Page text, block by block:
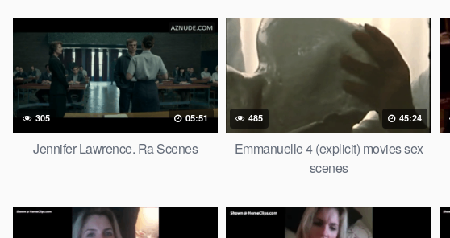
305 05:51
Jennifer Lawrence. Ra Scenes
485 45:24
Emmanuelle 4 (explicit) movies sex
scenes